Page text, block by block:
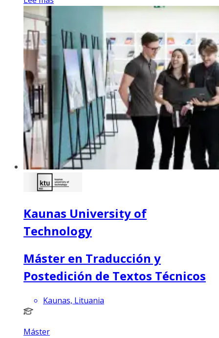
Kaunas University of
Technology
Máster en Traducción y
Postedición de Textos Técnicos
Kaunas, Lituania
Máster